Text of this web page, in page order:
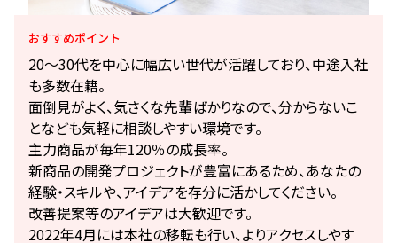
おすすめポイント
20～30代を中心に幅広い世代が活躍しており、中途入社
も多数在籍。
面倒見がよく、気さくな先輩ばかりなので、分からないこ
となども気軽に相談しやすい環境です。
主力商品が毎年120％の成長率。
新商品の開発プロジェクトが豊富にあるため、あなたの
経験・スキルや、アイデアを存分に活かしてください。
改善提案等のアイデアは大歓迎です。
2022年4月には本社の移転も行い、よりアクセスしやす